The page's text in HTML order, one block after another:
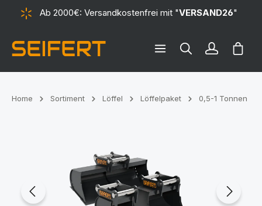
springenAb 2000€: Versandkostenfrei mit "VERSAND26"
Home Sortiment Löffel Löffelpaket 0,5-1 Tonnen